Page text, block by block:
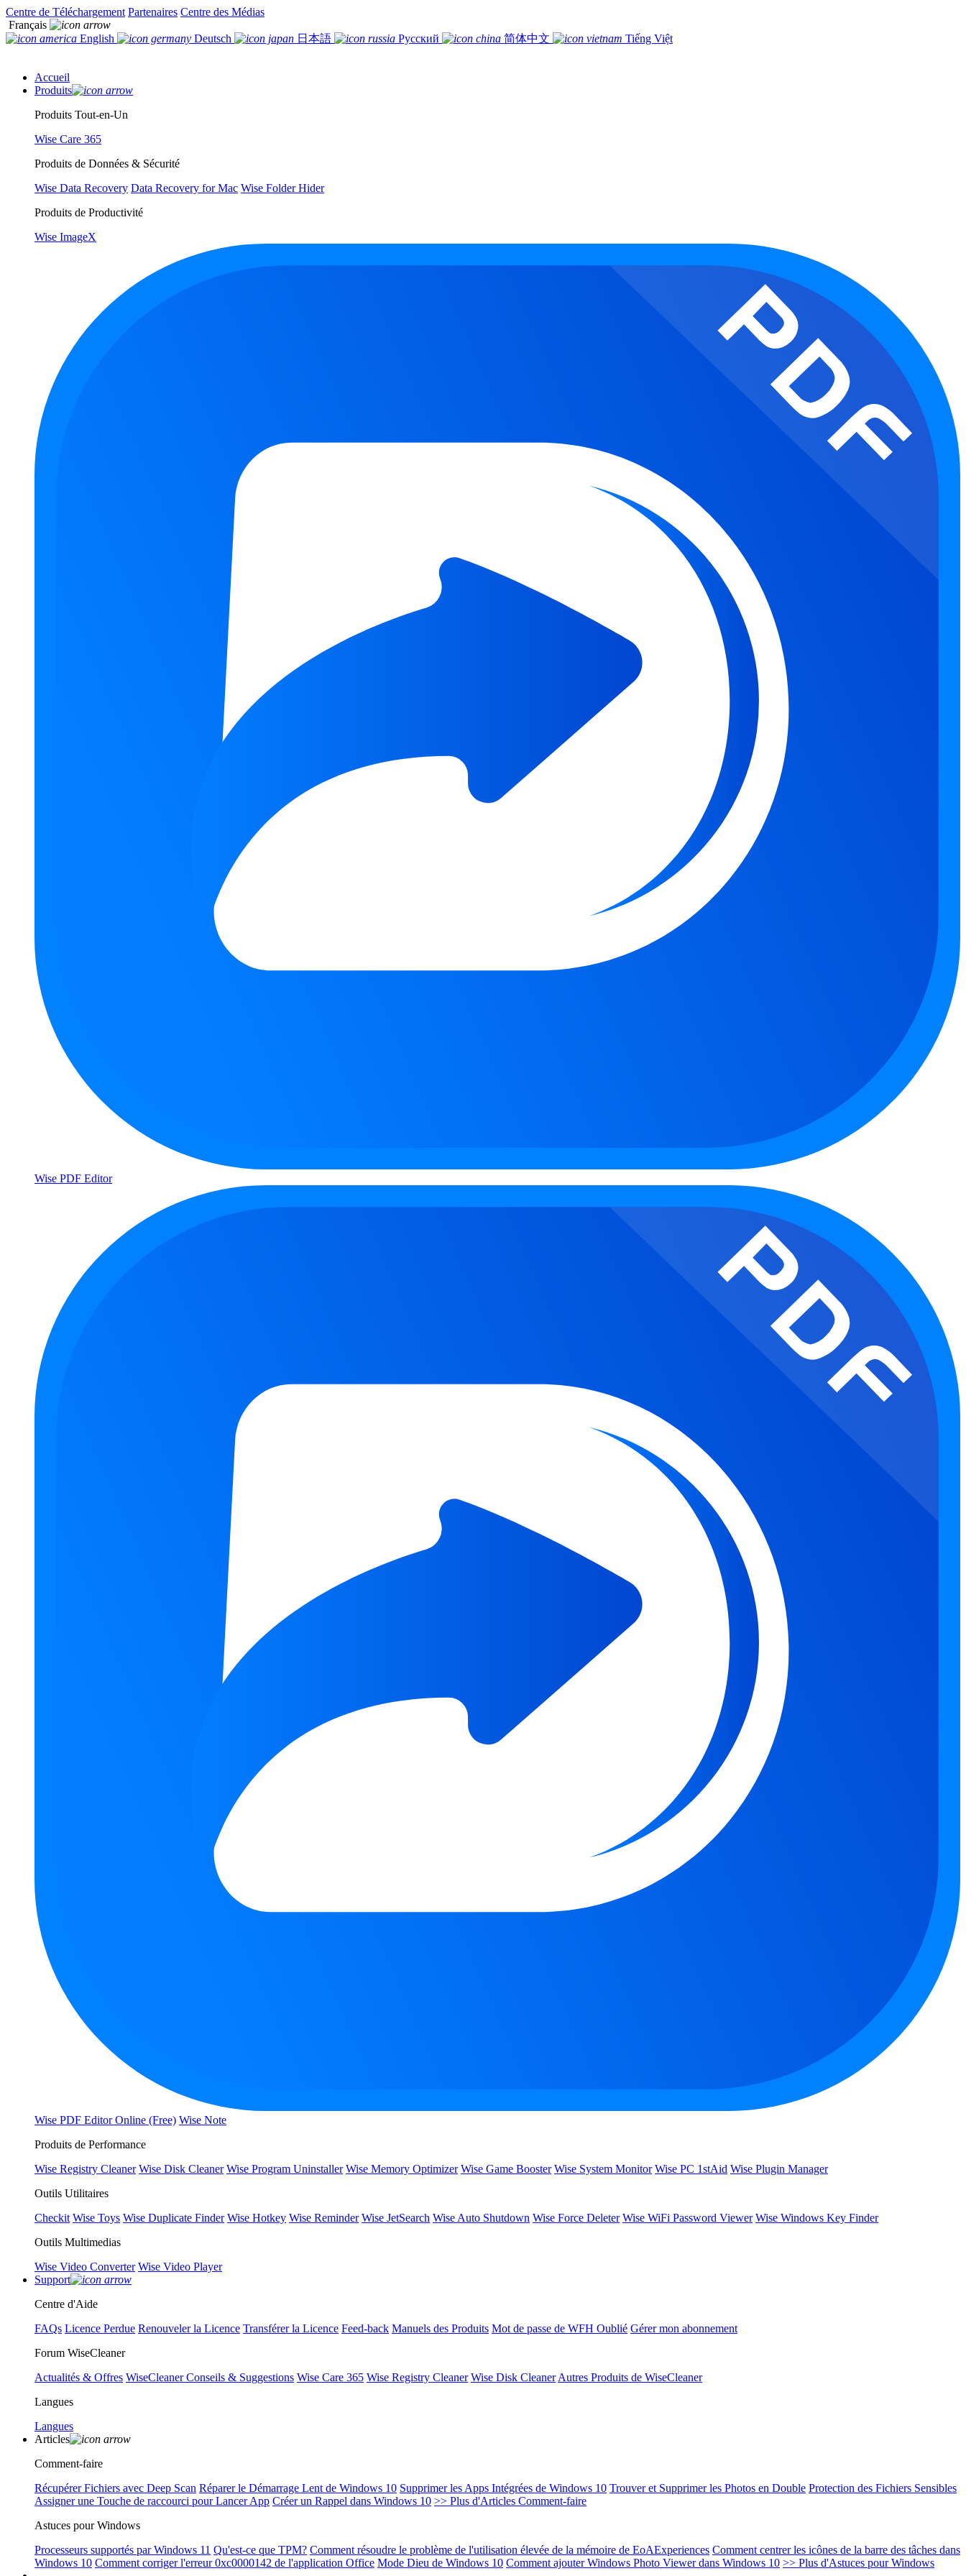
Centre de Téléchargement Partenaires Centre des Médias
Français
English
Deutsch 日本語 Русский 简体中文 Tiếng Việt
Accueil
Produits
Produits Tout-en-Un
Wise Care 365
Produits de Données & Sécurité
Wise Data Recovery Data Recovery for Mac Wise Folder Hider
Produits de Productivité
Wise ImageX
Wise PDF Editor
Wise PDF Editor Online (Free) Wise Note
Produits de Performance
Wise Registry Cleaner Wise Disk Cleaner Wise Program Uninstaller Wise Memory Optimizer Wise Game Booster Wise System Monitor Wise PC 1stAid Wise Plugin Manager
Outils Utilitaires
Checkit Wise Toys Wise Duplicate Finder Wise Hotkey Wise Reminder Wise JetSearch Wise Auto Shutdown Wise Force Deleter Wise WiFi Password Viewer Wise Windows Key Finder
Outils Multimedias
Wise Video Converter Wise Video Player
Support
Centre d'Aide
FAQs Licence Perdue Renouveler la Licence Transférer la Licence Feed-back Manuels des Produits Mot de passe de WFH Oublié Gérer mon abonnement
Forum WiseCleaner
Actualités & Offres WiseCleaner Conseils & Suggestions Wise Care 365 Wise Registry Cleaner Wise Disk Cleaner Autres Produits de WiseCleaner
Langues
Langues
Articles
Comment-faire
Récupérer Fichiers avec Deep Scan Réparer le Démarrage Lent de Windows 10 Supprimer les Apps Intégrées de Windows 10 Trouver et Supprimer les Photos en Double Protection des Fichiers Sensibles
Assigner une Touche de raccourci pour Lancer App Créer un Rappel dans Windows 10 >> Plus d'Articles Comment-faire
Astuces pour Windows
Processeurs supportés par Windows 11 Qu'est-ce que TPM? Comment résoudre le problème de l'utilisation élevée de la mémoire de EoAExperiences Comment centrer les icônes de la barre des tâches dans
Windows 10 Comment corriger l'erreur 0xc0000142 de l'application Office Mode Dieu de Windows 10 Comment ajouter Windows Photo Viewer dans Windows 10 >> Plus d'Astuces pour Windows